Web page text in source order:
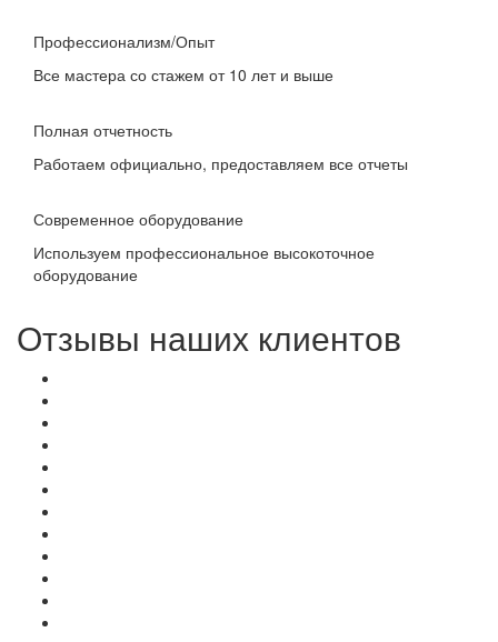
Профессионализм/Опыт
Все мастера со стажем от 10 лет и выше
Полная отчетность
Работаем официально, предоставляем все отчеты
Современное оборудование
Используем профессиональное высокоточное
оборудование
Отзывы наших клиентов